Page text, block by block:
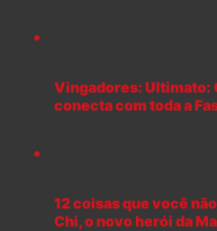
Vingadores: Ultimato:
conecta com toda a
12 coisas que você
Chi, o novo herói da